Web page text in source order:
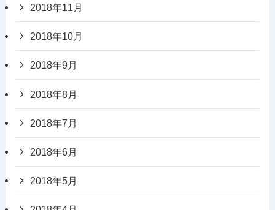
2018年11月
2018年10月
2018年9月
2018年8月
2018年7月
2018年6月
2018年5月